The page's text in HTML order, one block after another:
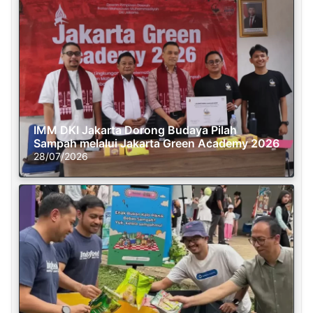
IMM DKI Jakarta Dorong Budaya Pilah
Sampah melalui Jakarta Green Academy 2026
28/07/2026